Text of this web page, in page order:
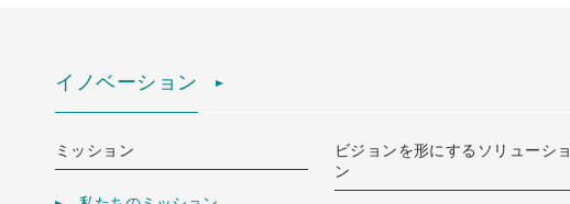
イノベーション
ミッション
ビジョンを形にするソリューショ
ン